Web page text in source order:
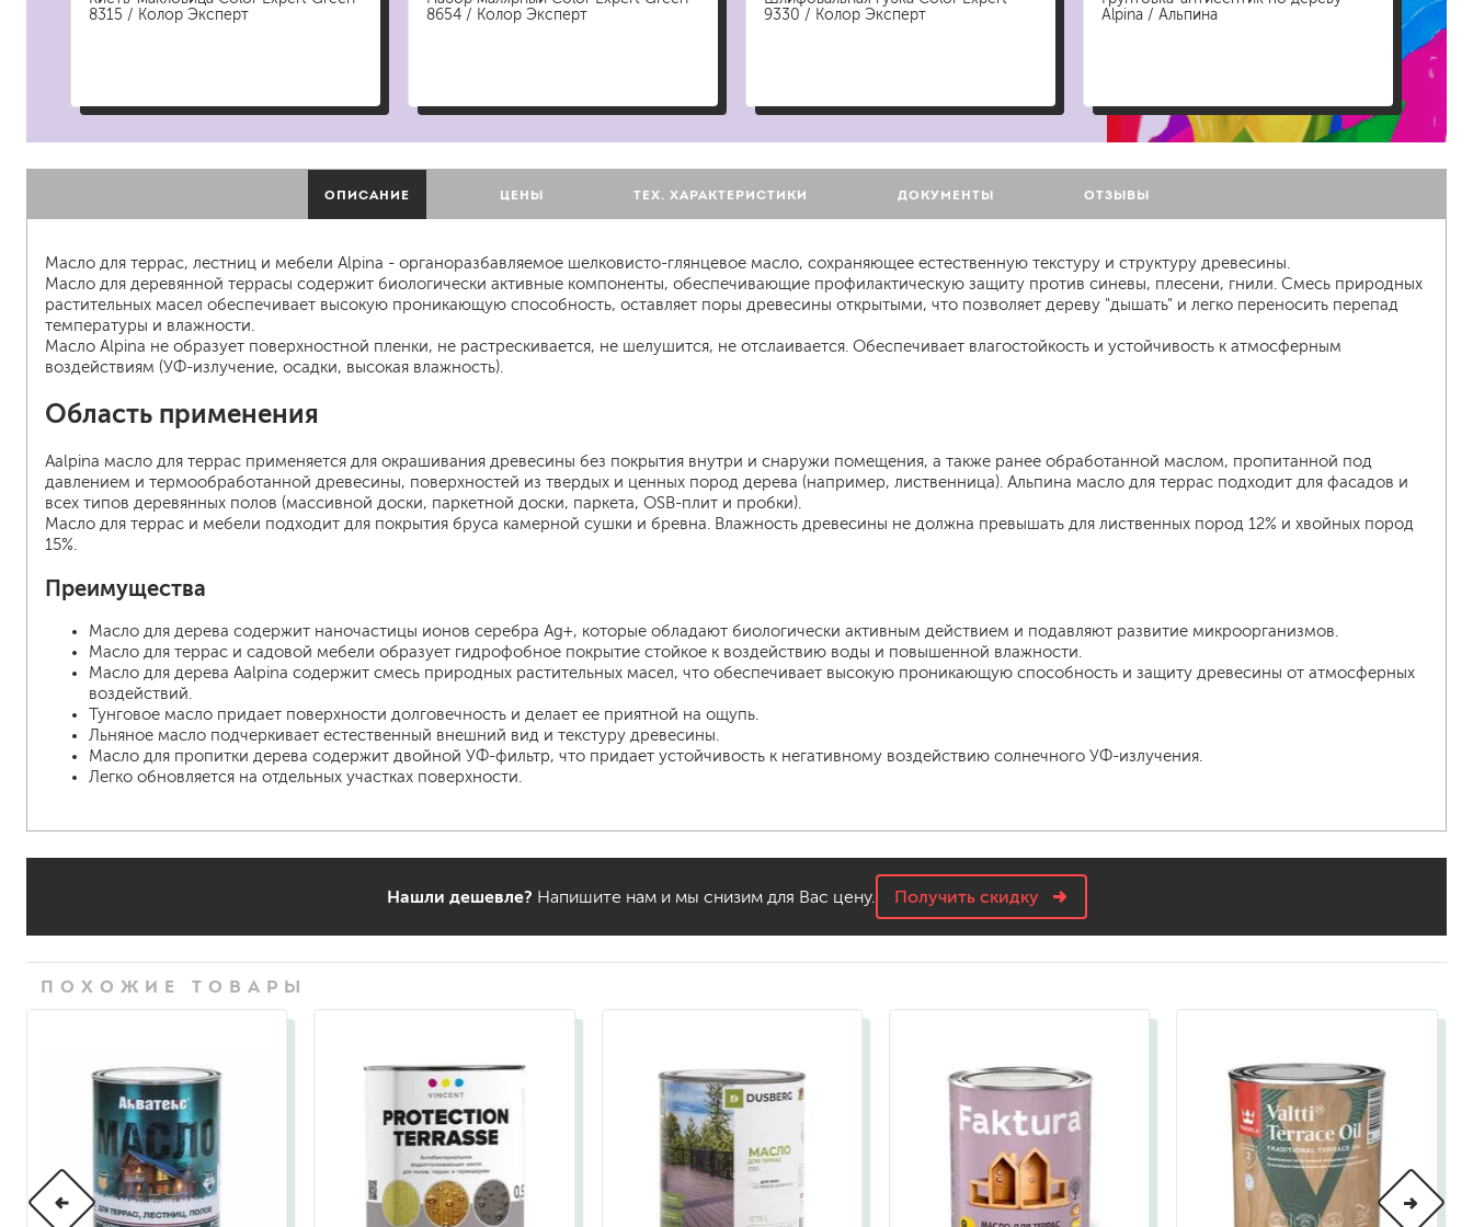
для стирки и ухода за тканями
универсальные чистящие средства
пропитки для древесины
противогололедный реагент
пены и клеи
8315 / Колор Эксперт
8654 / Колор Эксперт
9330 / Колор Эксперт
Alpina / Альпина
ОПИСАНИЕ ЦЕНЫ ТЕХ. ХАРАКТЕРИСТИКИ ДОКУМЕНТЫ ОТЗЫВЫ
Масло для террас, лестниц и мебели Alpina - органоразбавляемое шелковисто-глянцевое масло, сохраняющее естественную текстуру и структуру древесины.
Масло для деревянной террасы содержит биологически активные компоненты, обеспечивающие профилактическую защиту против синевы, плесени, гнили. Смесь природных
растительных масел обеспечивает высокую проникающую способность, оставляет поры древесины открытыми, что позволяет дереву "дышать" и легко переносить перепад
температуры и влажности.
Масло Alpina не образует поверхностной пленки, не растрескивается, не шелушится, не отслаивается. Обеспечивает влагостойкость и устойчивость к атмосферным
воздействиям (УФ-излучение, осадки, высокая влажность).
Область применения
Aalpina масло для террас применяется для окрашивания древесины без покрытия внутри и снаружи помещения, а также ранее обработанной маслом, пропитанной под
давлением и термообработанной древесины, поверхностей из твердых и ценных пород дерева (например, лиственница). Альпина масло для террас подходит для фасадов и
всех типов деревянных полов (массивной доски, паркетной доски, паркета, OSB-плит и пробки).
Масло для террас и мебели подходит для покрытия бруса камерной сушки и бревна. Влажность древесины не должна превышать для лиственных пород 12% и хвойных пород
15%.
Преимущества
Масло для дерева содержит наночастицы ионов серебра Ag+, которые обладают биологически активным действием и подавляют развитие микроорганизмов.
Масло для террас и садовой мебели образует гидрофобное покрытие стойкое к воздействию воды и повышенной влажности.
Масло для дерева Aalpina содержит смесь природных растительных масел, что обеспечивает высокую проникающую способность и защиту древесины от атмосферных
воздействий.
Тунговое масло придает поверхности долговечность и делает ее приятной на ощупь.
Льняное масло подчеркивает естественный внешний вид и текстуру древесины.
Масло для пропитки дерева содержит двойной УФ-фильтр, что придает устойчивость к негативному воздействию солнечного УФ-излучения.
Легко обновляется на отдельных участках поверхности.
Нашли дешевле? Напишите нам и мы снизим для Вас цену. Получить скидку
ПОХОЖИЕ ТОВАРЫ